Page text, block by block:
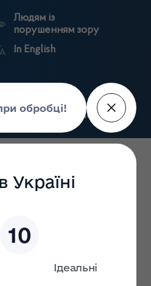
Людям із
порушенням зору
In English
Пошук
портал
Держлікслужби